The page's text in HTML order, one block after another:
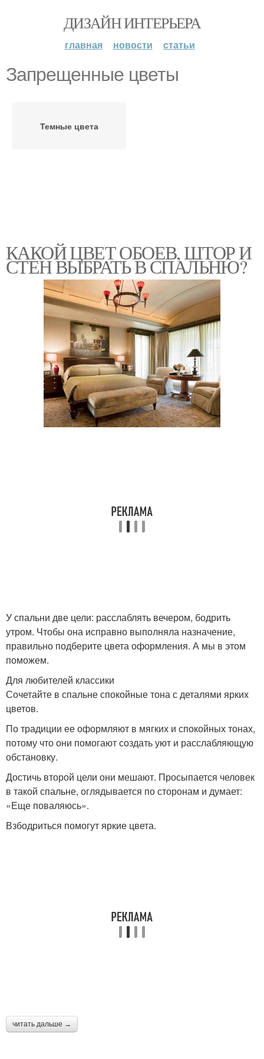
ДИЗАЙН ИНТЕРЬЕРА
главная новости статьи
Запрещенные цветы
Темные цвета
КАКОЙ ЦВЕТ ОБОЕВ, ШТОР И
СТЕН ВЫБРАТЬ В СПАЛЬНЮ?
У спальни две цели: расслаблять вечером, бодрить
утром. Чтобы она исправно выполняла назначение,
правильно подберите цвета оформления. А мы в этом
поможем.
Для любителей классики
Сочетайте в спальне спокойные тона с деталями ярких
цветов.
По традиции ее оформляют в мягких и спокойных тонах,
потому что они помогают создать уют и расслабляющую
обстановку.
Достичь второй цели они мешают. Просыпается человек
в такой спальне, оглядывается по сторонам и думает:
«Еще поваляюсь».
Взбодриться помогут яркие цвета.
читать дальше →